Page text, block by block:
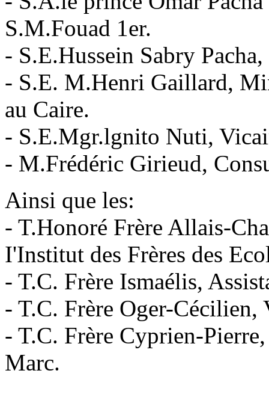
S.M.Fouad 1er.
- S.E.Hussein Sabry
- S.E. M.Henri Gaillard,
au Caire.
- S.E.Mgr.lgnito Nuti,
- M.Frédéric Girieud,
Ainsi que les:
- T.Honoré Frère Allais-
I'Institut des Frères des
- T.C. Frère Ismaélis,
- T.C. Frère Oger-
- T.C. Frère Cyprien-
Marc.